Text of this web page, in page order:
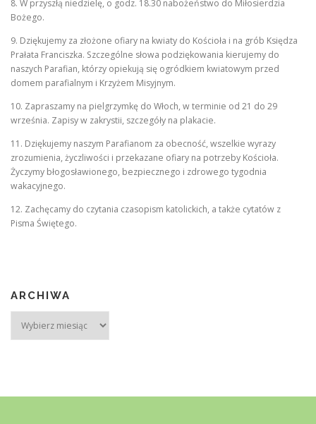
8. W przyszłą niedzielę, o godz. 18.30 nabożeństwo do Miłosierdzia
Bożego.
9. Dziękujemy za złożone ofiary na kwiaty do Kościoła i na grób Księdza
Prałata Franciszka. Szczególne słowa podziękowania kierujemy do
naszych Parafian, którzy opiekują się ogródkiem kwiatowym przed
domem parafialnym i Krzyżem Misyjnym.
10. Zapraszamy na pielgrzymkę do Włoch, w terminie od 21 do 29
września. Zapisy w zakrystii, szczegóły na plakacie.
11. Dziękujemy naszym Parafianom za obecność, wszelkie wyrazy
zrozumienia, życzliwości i przekazane ofiary na potrzeby Kościoła.
Życzymy błogosławionego, bezpiecznego i zdrowego tygodnia
wakacyjnego.
12. Zachęcamy do czytania czasopism katolickich, a także cytatów z
Pisma Świętego.
ARCHIWA